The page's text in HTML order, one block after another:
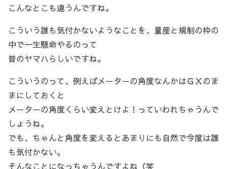
こんなとこも違うんですね。
こういう誰も気付かないようなことを、量産と規制の枠の
中で一生懸命やるのって
昔のヤマハらしいですね。
こういうのって、例えばメーターの角度なんかはＧＸのま
まにしておくと
メーターの角度くらい変えとけよ！っていわれちゃうんで
しょうね。
でも、ちゃんと角度を変えるとあまりにも自然で今度は誰
も気付かない。
そんなことになっちゃうんですよね（笑